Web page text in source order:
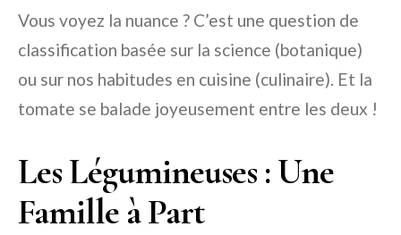
Vous voyez la nuance ? C’est une question de
classification basée sur la science (botanique)
ou sur nos habitudes en cuisine (culinaire). Et la
tomate se balade joyeusement entre les deux !
Les Légumineuses : Une
Famille à Part